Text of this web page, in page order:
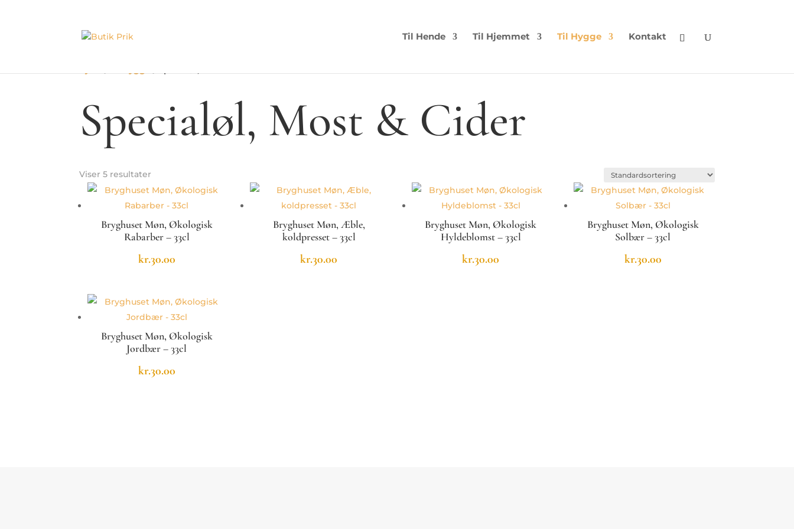
Til Hende Til Hjemmet Til Hygge Kontakt
Specialøl, Most & Cider
Viser 5 resultater
Bryghuset Møn, Økologisk
Rabarber – 33cl
kr.30.00
Bryghuset Møn, Æble,
koldpresset – 33cl
kr.30.00
Bryghuset Møn, Økologisk
Hyldeblomst – 33cl
kr.30.00
Bryghuset Møn, Økologisk
Solbær – 33cl
kr.30.00
Bryghuset Møn, Økologisk
Jordbær – 33cl
kr.30.00